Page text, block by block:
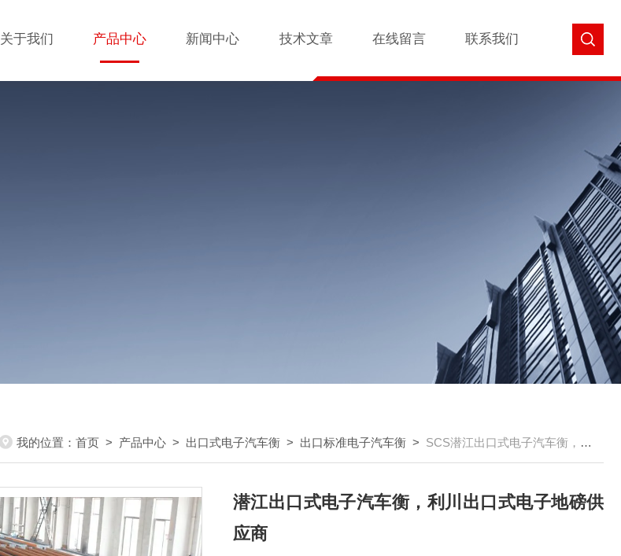
关于我们 产品中心 新闻中心 技术文章 在线留言 联系我们
我的位置：首页 > 产品中心 > 出口式电子汽车衡 > 出口标准电子汽车衡 > SCS潜江出口式电子汽车衡，利川出口式电子地磅供应商
潜江出口式电子汽车衡，利川出口式电子地磅供
应商